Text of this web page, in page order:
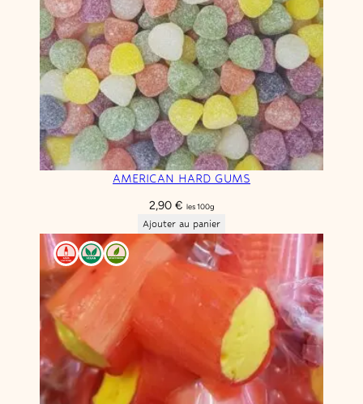
AMERICAN HARD GUMS
2,90 € les 100g
Ajouter au panier